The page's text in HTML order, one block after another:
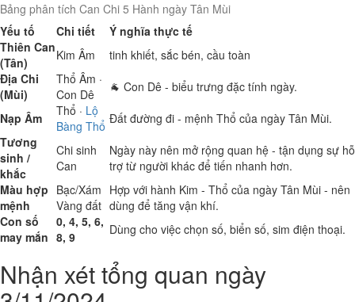
Bảng phân tích Can Chi 5 Hành ngày Tân Mùi
Yếu tố
Chi tiết
Ý nghĩa thực tế
Thiên Can
(Tân)
Kim Âm
tinh khiết, sắc bén, cầu toàn
Địa Chi
(Mùi)
Thổ Âm ·
Con Dê
🐐 Con Dê - biểu trưng đặc tính ngày.
Nạp Âm
Thổ · Lộ
Bàng Thổ Đất đường đi - mệnh Thổ của ngày Tân Mùi.
Tương
sinh /
khắc
Chi sinh
Can
Ngày này nên mở rộng quan hệ - tận dụng sự hỗ
trợ từ người khác để tiến nhanh hơn.
Màu hợp
mệnh
Bạc/Xám
Vàng đất
Hợp với hành Kim - Thổ của ngày Tân Mùi - nên
dùng để tăng vận khí.
Con số
may mắn
0, 4, 5, 6,
8, 9
Dùng cho việc chọn số, biển số, sim điện thoại.
Nhận xét tổng quan ngày